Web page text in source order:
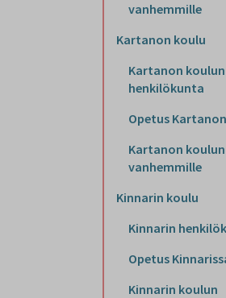
vanhemmille
Kartanon koulu
Kartanon koulun
henkilökunta
Opetus
Kartanon koulun
vanhemmille
Kinnarin koulu
Kinnarin
Opetus
Kinnarin koulun